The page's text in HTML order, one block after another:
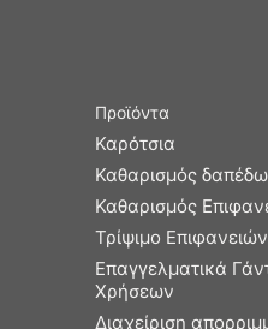
Προϊόντα
Καρότσια
Καθαρισμός
Καθαρισμός
Τρίψιμο Επιφανειών
Επαγγελματικά
Χρήσεων
Διαχείριση